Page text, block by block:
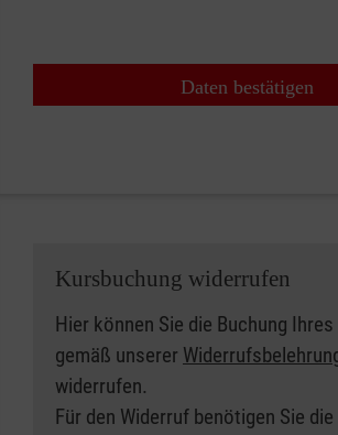
Daten bestätigen
Kursbuchung widerrufen
Hier können Sie die Buchung
gemäß unserer
widerrufen.
Für den Widerruf benötigen Sie die